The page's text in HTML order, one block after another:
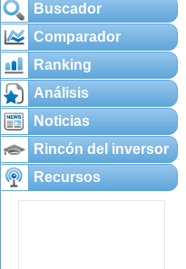
Buscador
Comparador
Ranking
Análisis
Noticias
Rincón del inversor
Recursos